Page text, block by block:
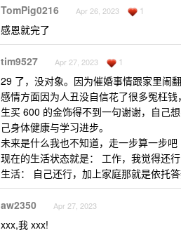
TomPig0216 Apr 26, 2023 1
感恩就完了
tim9527 Apr 27, 2023 1
29 了，没对象。因为催婚事情跟家里闹
感情方面因为人丑没自信花了很多冤枉
生买 600 的金饰得不到一句谢谢，自己
己身体健康与学习进步。
未来是什么我也不知道，走一步算一步吧
现在的生活状态就是： 工作，我觉得还
生活： 自己还行，加上家庭那就是依托
aw2350 Apr 27, 2023
xxx,我 xxx!